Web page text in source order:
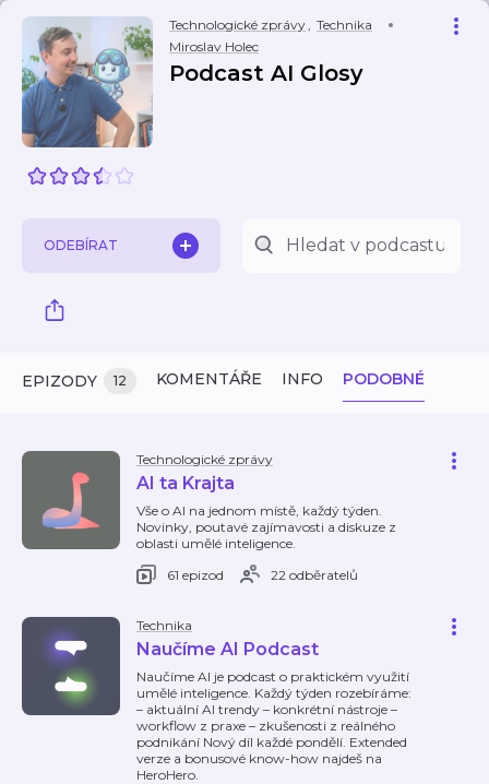
Technologické zprávy, Technika
Miroslav Holec
Podcast AI Glosy
ODEBÍRAT
EPIZODY 12 KOMENTÁŘE INFO PODOBNÉ
Technologické zprávy
AI ta Krajta
Vše o AI na jednom místě, každý týden.
Novinky, poutavé zajímavosti a diskuze z
oblasti umělé inteligence.
61 epizod
22 odběratelů
Technika
Naučíme AI Podcast
Naučíme AI je podcast o praktickém využití
umělé inteligence. Každý týden rozebíráme:
– aktuální AI trendy – konkrétní nástroje –
workflow z praxe – zkušenosti z reálného
podnikání Nový díl každé pondělí. Extended
verze a bonusové know-how najdeš na
HeroHero.